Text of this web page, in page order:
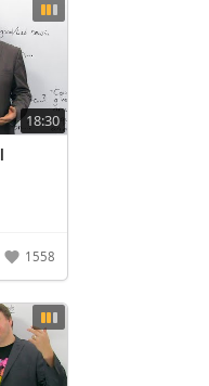
18:30
1558